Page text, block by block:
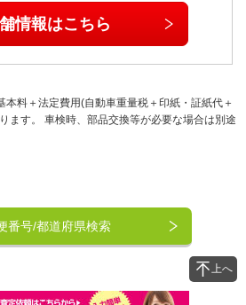
情報はこちら
料＋法定費用(自動車重量税＋印紙・証紙代＋
ます。 車検時、部品交換等が必要な場合は別途
番号/都道府県検索
上へ